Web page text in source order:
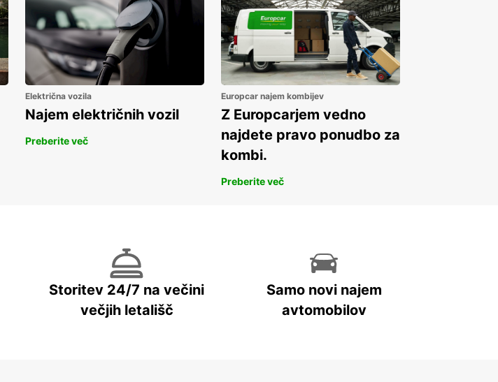
Električna vozila
Najem električnih vozil
Preberite več
Europcar najem kombijev
Z Europcarjem vedno
najdete pravo ponudbo za
kombi.
Preberite več
Storitev 24/7 na večini
večjih letališč
Samo novi najem
avtomobilov